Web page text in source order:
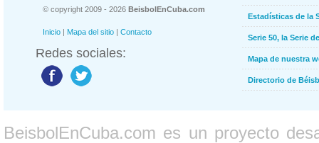
© copyright 2009 - 2026 BeisbolEnCuba.com
Inicio | Mapa del sitio | Contacto
Redes sociales:
Estadísticas de la
Serie 50, la Serie
Mapa de nuestra
Directorio de
BeisbolEnCuba.com es un proyecto